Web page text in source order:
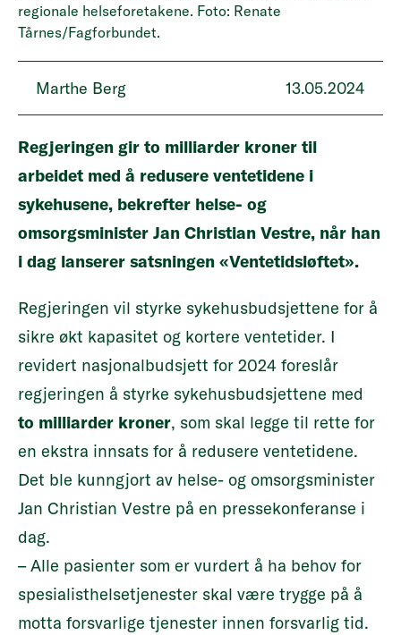
regionale helseforetakene. Foto: Renate
Tårnes/Fagforbundet.
Marthe Berg 13.05.2024
Regjeringen gir to milliarder kroner til
arbeidet med å redusere ventetidene i
sykehusene, bekrefter helse- og
omsorgsminister Jan Christian Vestre, når han
i dag lanserer satsningen «Ventetidsløftet».
Regjeringen vil styrke sykehusbudsjettene for å
sikre økt kapasitet og kortere ventetider. I
revidert nasjonalbudsjett for 2024 foreslår
regjeringen å styrke sykehusbudsjettene med
to milliarder kroner, som skal legge til rette for
en ekstra innsats for å redusere ventetidene.
Det ble kunngjort av helse- og omsorgsminister
Jan Christian Vestre på en pressekonferanse i
dag.
– Alle pasienter som er vurdert å ha behov for
spesialisthelsetjenester skal være trygge på å
motta forsvarlige tjenester innen forsvarlig tid.